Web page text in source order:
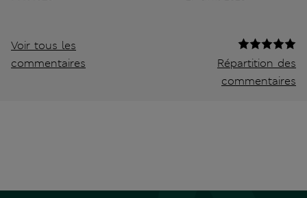
Voir tous les
commentaires
Répartition des
commentaires